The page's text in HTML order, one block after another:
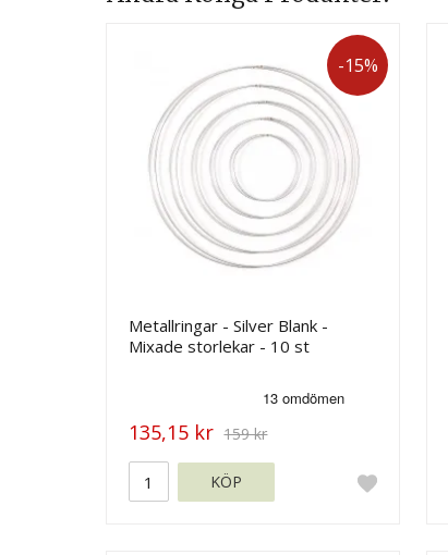
-15%
Metallringar - Silver Blank -
Mixade storlekar - 10 st
135,15 kr 159 kr
KÖP